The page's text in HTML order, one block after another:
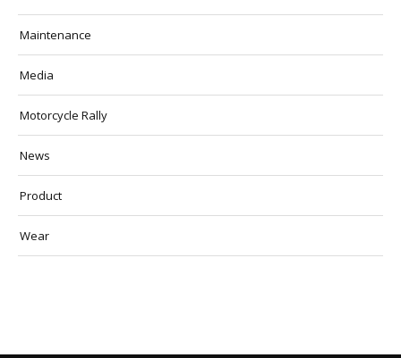
Maintenance
Media
Motorcycle Rally
News
Product
Wear